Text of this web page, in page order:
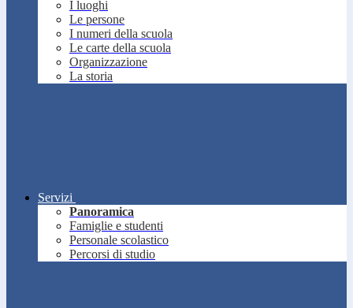
I luoghi
Le persone
I numeri della scuola
Le carte della scuola
Organizzazione
La storia
Servizi
Panoramica
Famiglie e studenti
Personale scolastico
Percorsi di studio